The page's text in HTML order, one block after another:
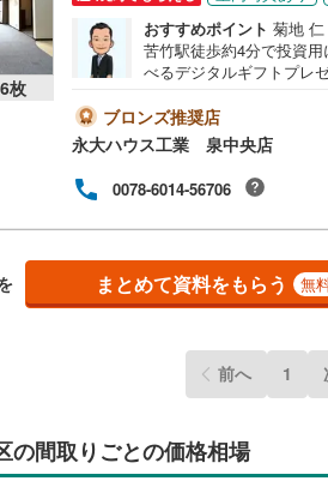
枚
おすすめポイント 菊地 仁
苦竹駅徒歩約4分で投資
べるデジタルギフトプレ
大きく2つに分けてご紹
と種別を問わず不動産を
て環境や行政などの地域
るよう、しっかりとサポ
では【購入】【売却】【
質問はもちろん、ご購
家族様で是非お越しくだ
舗により変動あり）現地
せください！
ブロンズ推奨店
永大ハウス工業 泉中央店
0078-6014-56706
まとめて資料をもらう 無
前へ 1
の間取りごとの価格相場
LD
リビングダイニング15畳以
（0）
キッチン
浴室
浴室乾燥機あり（0）
ルーフバルコニー